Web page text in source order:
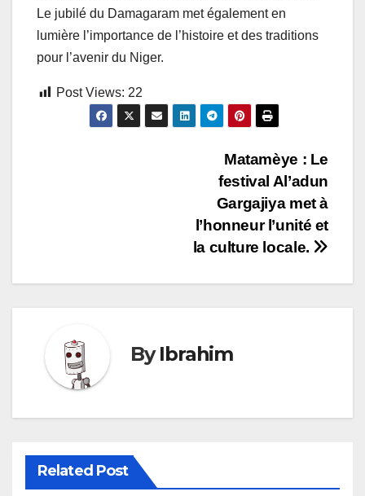
Le jubilé du Damagaram met également en
lumière l’importance de l’histoire et des traditions
pour l’avenir du Niger.
Post Views: 22
Matamèye : Le
festival Al’adun
Gargajiya met à
l’honneur l’unité et
la culture locale.
ByIbrahim
Related Post